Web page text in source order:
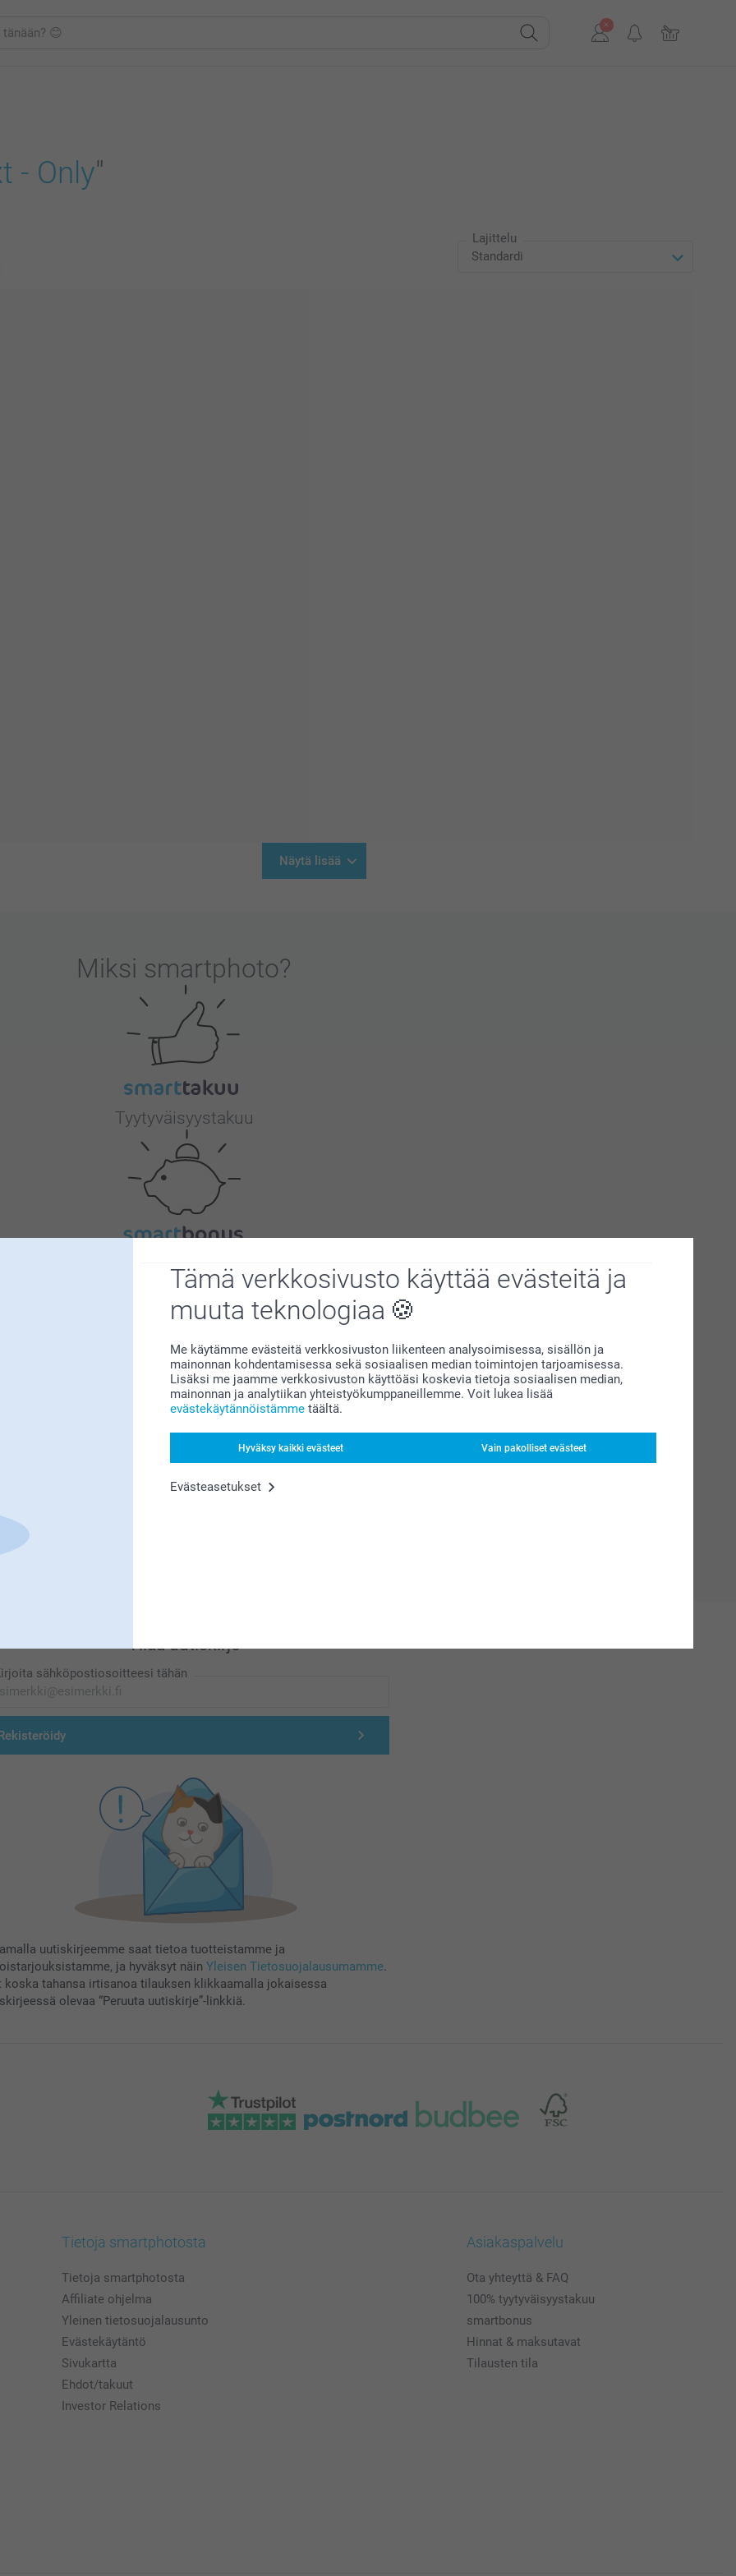
Tämä verkkosivusto käyttää evästeitä ja
muuta teknologiaa
Me käytämme evästeitä verkkosivuston liikenteen analysoimisessa, sisällön ja
mainonnan kohdentamisessa sekä sosiaalisen median toimintojen tarjoamisessa.
Lisäksi me jaamme verkkosivuston käyttöäsi koskevia tietoja sosiaalisen median,
mainonnan ja analytiikan yhteistyökumppaneillemme. Voit lukea lisää
evästekäytännöistämme täältä.
Hyväksy kaikki evästeet Vain pakolliset evästeet
Evästeasetukset
- Only"
Lajittelu
Näytä lisää
Miksi smartphoto?
Tyytyväisyystakuu
Etsitkö inspiraatiota?
Tilaa uutiskirje
sähköpostiosoitteesi tähän
uutiskirjeemme saat tietoa tuotteistamme ja
ja hyväksyt näin Yleisen Tietosuojalausumamme.
koska tahansa irtisanoa tilauksen klikkaamalla jokaisessa
olevaa “Peruuta uutiskirje”-linkkiä.
Tietoja smartphotosta
Tietoja smartphotosta
Affiliate ohjelma
Yleinen tietosuojalausunto
Evästekäytäntö
Sivukartta
Ehdot/takuut
Investor Relations
Asiakaspalvelu
Ota yhteyttä & FAQ
100% tyytyväisyystakuu
smartbonus
Hinnat & maksutavat
Tilausten tila